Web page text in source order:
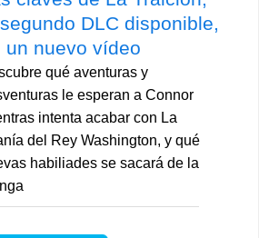
DLC disponible,
un nuevo vídeo
qué aventuras y
le esperan a Connor
intenta acabar con La
del Rey Washington, y qué
habiliades se sacará de la